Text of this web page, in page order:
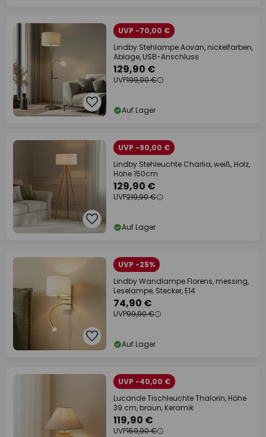
UVP -70,00 €
Lindby Stehlampe Aovan, nickelfarben,
Ablage, USB-Anschluss
129,90 €
UVP199,90 €
Auf Lager
UVP -90,00 €
Lindby Stehleuchte Charlia, weiß, Holz,
Höhe 150cm
129,90 €
UVP219,90 €
Auf Lager
UVP -25%
Lindby Wandlampe Florens, messing,
Leselampe, Stecker, E14
74,90 €
UVP99,90 €
Auf Lager
UVP -40,00 €
Lucande Tischleuchte Thalorin, Höhe
39 cm, braun, Keramik
119,90 €
UVP159,90 €